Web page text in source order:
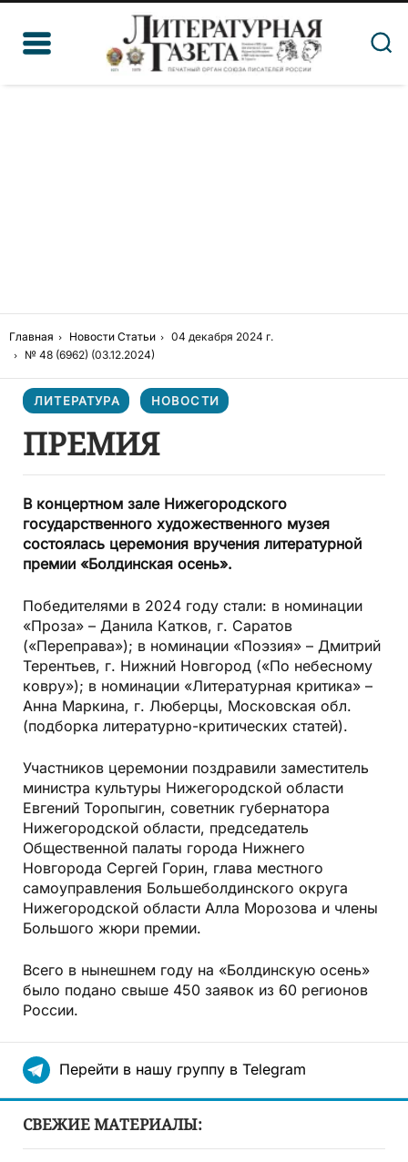
Главная Новости Статьи
04 декабря 2024 г.
№ 48 (6962) (03.12.2024)
ЛИТЕРАТУРА НОВОСТИ
ПРЕМИЯ
В концертном зале Нижегородского
государственного художественного музея
состоялась церемония вручения литературной
премии «Болдинская осень».
Победителями в 2024 году стали: в номинации
«Проза» – Данила Катков, г. Саратов
(«Переправа»); в номинации «Поэзия» – Дмитрий
Терентьев, г. Нижний Новгород («По небесному
ковру»); в номинации «Литературная критика» –
Анна Маркина, г. Люберцы, Московская обл.
(подборка литературно-критических статей).
Участников церемонии поздравили заместитель
министра культуры Нижегородской области
Евгений Торопыгин, советник губернатора
Нижегородской области, председатель
Общественной палаты города Нижнего
Новгорода Сергей Горин, глава местного
самоуправления Большеболдинского округа
Нижегородской области Алла Морозова и члены
Большого жюри премии.
Всего в нынешнем году на «Болдинскую осень»
было подано свыше 450 заявок из 60 регионов
России.
Перейти в нашу группу в Telegram
СВЕЖИЕ МАТЕРИАЛЫ: